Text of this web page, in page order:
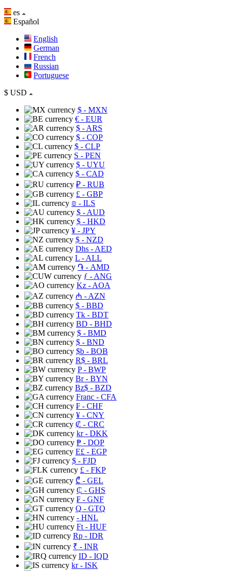
es
Español
English
German
French
Russian
Portuguese
$ USD
$ - MXN
€ - EUR
$ - ARS
$ - COP
$ - CLP
S - PEN
$ - UYU
$ - CAD
₽ - RUB
£ - GBP
₪ - ILS
$ - AUD
$ - HKD
¥ - JPY
$ - NZD
Dhs - AED
L - ALL
֏ - AMD
ƒ - ANG
Kz - AOA
₼ - AZN
$ - BBD
Tk - BDT
BD - BHD
$ - BMD
$ - BND
$b - BOB
R$ - BRL
P- BWP
Br- BYN
Bz$ - BZD
Franc - CFA
₣ - CHF
¥ - CNY
₡ - CRC
kr- DKK
₱ - DOP
E£ - EGP
$ - FJD
£ - FKP
₾ - GEL
₵ - GHS
₣ - GNF
Q - GTQ
- HNL
Ft - HUF
Rp - IDR
₹ - INR
ID - IQD
kr- ISK